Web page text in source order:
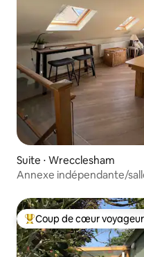
Suite ⋅ Wrecclesham
Annexe indépendante/
Coups de cœur
Coup de cœur